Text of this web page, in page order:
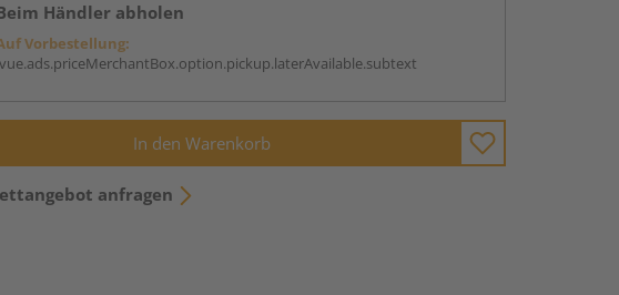
Händler abholen
Vorbestellung:
vue.ads.priceMerchantBox.option.pickup.laterAvailable.subtext
In den Warenkorb
anfragen